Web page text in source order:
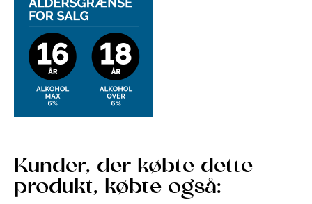
Kunder, der købte dette
produkt, købte også: